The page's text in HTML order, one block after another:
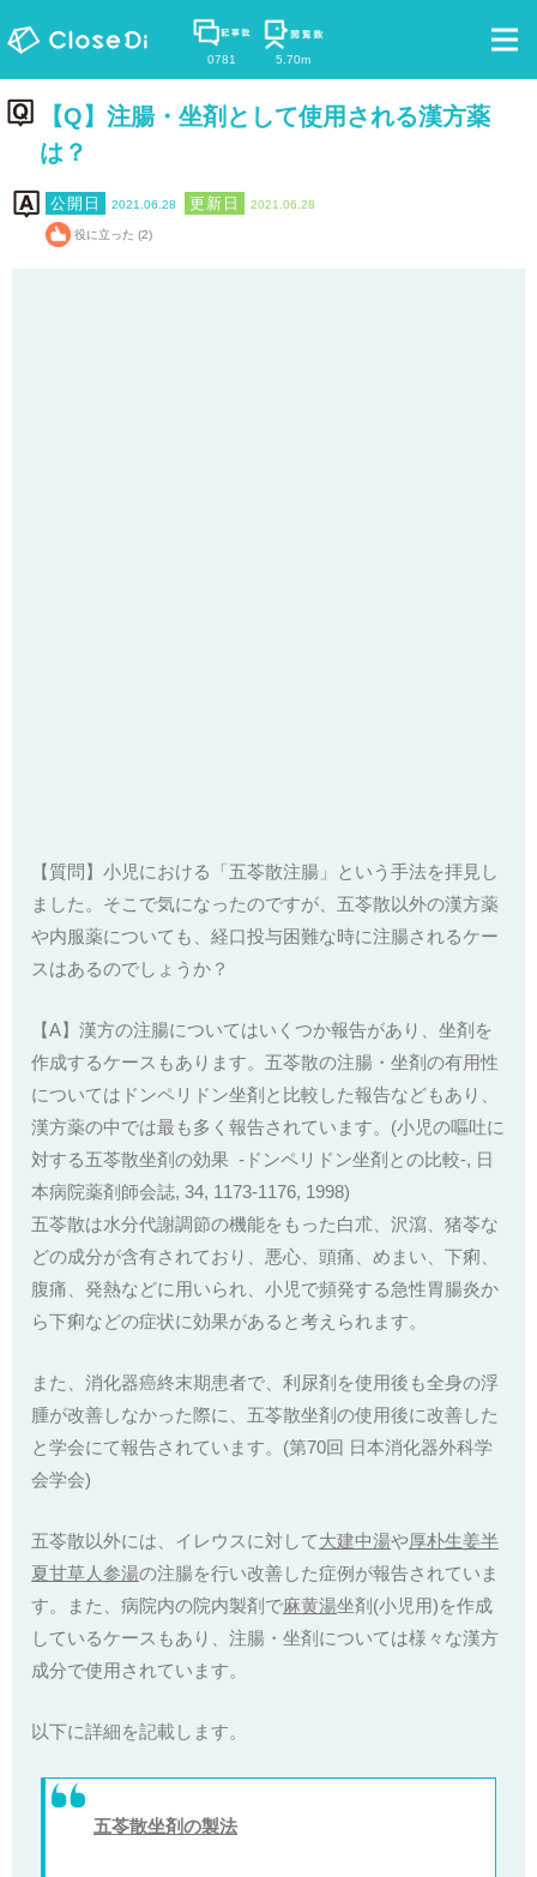
0781 5.70m
【Q】注腸・坐剤として使用される漢方薬
は？
2021.06.28 2021.06.28
役に立った (2)
【質問】小児における「五苓散注腸」という手法を拝見し
ました。そこで気になったのですが、五苓散以外の漢方薬
や内服薬についても、経口投与困難な時に注腸されるケー
スはあるのでしょうか？
【A】漢方の注腸についてはいくつか報告があり、坐剤を
作成するケースもあります。五苓散の注腸・坐剤の有用性
についてはドンペリドン坐剤と比較した報告などもあり、
漢方薬の中では最も多く報告されています。(小児の嘔吐に
対する五苓散坐剤の効果 -ドンペリドン坐剤との比較-, 日
本病院薬剤師会誌, 34, 1173-1176, 1998)
五苓散は水分代謝調節の機能をもった白朮、沢瀉、猪苓な
どの成分が含有されており、悪心、頭痛、めまい、下痢、
腹痛、発熱などに用いられ、小児で頻発する急性胃腸炎か
ら下痢などの症状に効果があると考えられます。
また、消化器癌終末期患者で、利尿剤を使用後も全身の浮
腫が改善しなかった際に、五苓散坐剤の使用後に改善した
と学会にて報告されています。(第70回 日本消化器外科学
会学会)
五苓散以外には、イレウスに対して大建中湯や厚朴生姜半
夏甘草人参湯の注腸を行い改善した症例が報告されていま
す。また、病院内の院内製剤で麻黄湯坐剤(小児用)を作成
しているケースもあり、注腸・坐剤については様々な漢方
成分で使用されています。
以下に詳細を記載します。
五苓散坐剤の製法